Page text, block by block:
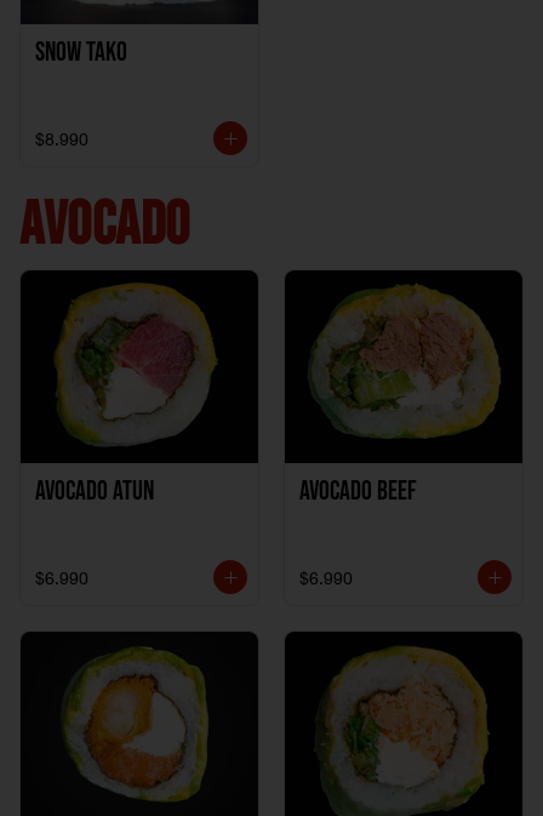
Snow Tako
$8.990
AVOCADO
Avocado Atun
$6.990
Avocado Beef
$6.990